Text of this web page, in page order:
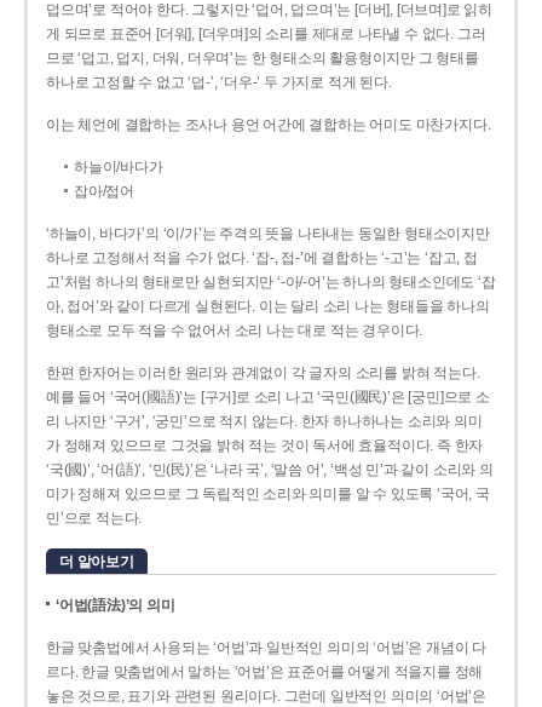
덥으며’로 적어야 한다. 그렇지만 ‘덥어, 덥으며’는 [더버], [더브며]로 읽히
게 되므로 표준어 [더워], [더우며]의 소리를 제대로 나타낼 수 없다. 그러
므로 ‘덥고, 덥지, 더워, 더우며’는 한 형태소의 활용형이지만 그 형태를
하나로 고정할 수 없고 ‘덥-’, ‘더우-’ 두 가지로 적게 된다.
이는 체언에 결합하는 조사나 용언 어간에 결합하는 어미도 마찬가지다.
하늘이/바다가
잡아/접어
‘하늘이, 바다가’의 ‘이/가’는 주격의 뜻을 나타내는 동일한 형태소이지만
하나로 고정해서 적을 수가 없다. ‘잡-, 접-’에 결합하는 ‘-고’는 ‘잡고, 접
고’처럼 하나의 형태로만 실현되지만 ‘-아/-어’는 하나의 형태소인데도 ‘잡
아, 접어’와 같이 다르게 실현된다. 이는 달리 소리 나는 형태들을 하나의
형태소로 모두 적을 수 없어서 소리 나는 대로 적는 경우이다.
한편 한자어는 이러한 원리와 관계없이 각 글자의 소리를 밝혀 적는다.
예를 들어 ‘국어(國語)’는 [구거]로 소리 나고 ‘국민(國民)’은 [궁민]으로 소
리 나지만 ‘구거’, ‘궁민’으로 적지 않는다. 한자 하나하나는 소리와 의미
가 정해져 있으므로 그것을 밝혀 적는 것이 독서에 효율적이다. 즉 한자
‘국(國)’, ‘어(語)’, ‘민(民)’은 ‘나라 국’, ‘말씀 어’, ‘백성 민’과 같이 소리와 의
미가 정해져 있으므로 그 독립적인 소리와 의미를 알 수 있도록 ‘국어, 국
민’으로 적는다.
더 알아보기
‘어법(語法)’의 의미
한글 맞춤법에서 사용되는 ‘어법’과 일반적인 의미의 ‘어법’은 개념이 다
르다. 한글 맞춤법에서 말하는 ‘어법’은 표준어를 어떻게 적을지를 정해
놓은 것으로, 표기와 관련된 원리이다. 그런데 일반적인 의미의 ‘어법’은